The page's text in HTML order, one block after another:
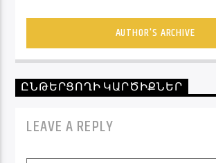
AUTHOR'S ARCHIVE
ԸՆԹԵՐՑՈՂԻ ԿԱՐԾԻՔՆԵՐ
LEAVE A REPLY